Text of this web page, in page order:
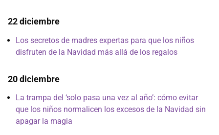
22 diciembre
Los secretos de madres expertas para que los niños
disfruten de la Navidad más allá de los regalos
20 diciembre
La trampa del ‘solo pasa una vez al año’: cómo evitar
que los niños normalicen los excesos de la Navidad sin
apagar la magia